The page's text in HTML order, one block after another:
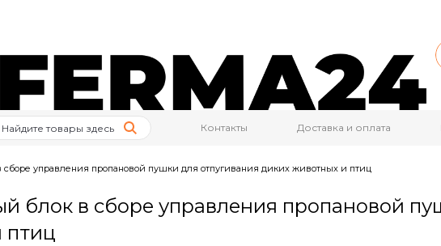
Контакты Доставка и оплата
сборе управления пропановой пушки для отпугивания диких животных и птиц
блок в сборе управления пропановой
птиц